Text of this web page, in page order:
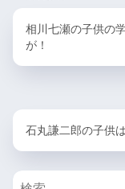
相川七瀬の子供の
が！
石丸謙二郎の子供